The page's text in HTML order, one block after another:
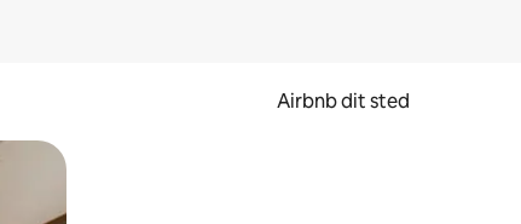
Airbnb dit sted